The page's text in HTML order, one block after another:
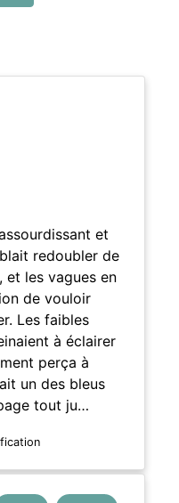
et
redoubler de
et les vagues en
de vouloir
Les faibles
à éclairer
perça à
un des bleus
tout ju…